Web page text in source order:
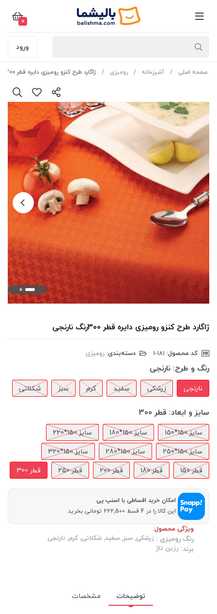
0
ورود
صفحه اصلی آشپزخانه رومیزی ژاگارد طرح کنزو رومیزی دایره قطر 300رنگ نارنجی
ژاگارد طرح کنزو رومیزی دایره قطر 300رنگ نارنجی
کد محصول: دسته‌بندی: رومیزی
رنگ و طرح: نارنجی
نارنجی زرشکی سفید کرم سبز شکلاتی
سایز و ابعاد: قطر 300
سایز 150*150 سایز 150*180
سایز 150*220
سایز 150*250
سایز 150*280
سایز 150*320
قطر 150
قطر 180 قطر 200 قطر 250 قطر 300
امکان خرید اقساطی با اسنپ پی
این کالا را در 4 قسط 222,500 تومانی بخرید
ویژگی محصول:
رنگ رومیزی : زرشکی, سبز, سفید, شکلاتی, کرم, نارنجی
برند: رزین تاژ
توضیحات
مشخصات